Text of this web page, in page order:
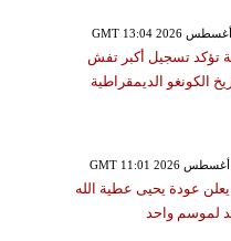
تؤكد تسجيل أكبر تفش
الكونغو الديمقراطية
يعلن عودة يحيى عطية الله
لموسم واحد